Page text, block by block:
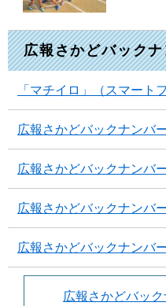
広報さかどバック
「マチイロ」（スマート
広報さかどバックナンバ
広報さかどバックナンバ
広報さかどバックナンバ
広報さかどバックナンバ
広報さかどバッ